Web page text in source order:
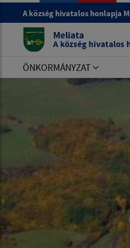
A község hivatalos honlapja
Meliata
A község hivatalos
ÖNKORMÁNYZAT